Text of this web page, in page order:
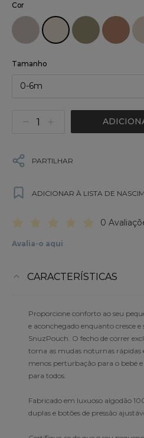
Cor
Tamanho
0-6m
PARTILHAR
ADICIONAR À LISTA DE
0
Avalia-o aqui
CARACTERÍSTICAS
Proporcione conforto ao seu
e aconchegado enquanto cresce e
SnuzPouch. O fecho de correr
torna as mudas noturnas rápidas
menos perturbação para o bebé
para todos.
Fabricado em luxuoso algodão
duplas e botões de pressão